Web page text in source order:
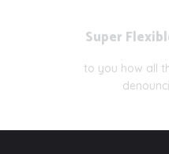
Super
to you how all